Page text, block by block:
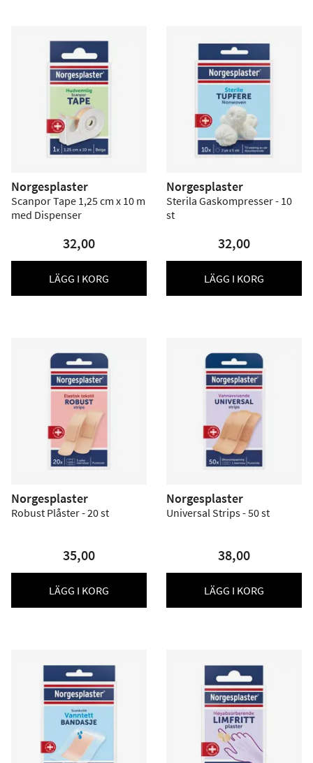
Norgesplaster
Scanpor Tape 1,25 cm x 10 m
med Dispenser
32,00
LÄGG I KORG
Norgesplaster
Sterila Gaskompresser - 10
st
32,00
LÄGG I KORG
Norgesplaster
Robust Plåster - 20 st
35,00
LÄGG I KORG
Norgesplaster
Universal Strips - 50 st
38,00
LÄGG I KORG